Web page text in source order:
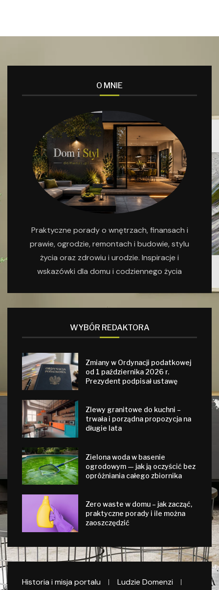
O MNIE
Praktyczne porady o wnętrzach, finansach i
prawie, ogrodzie, remontach i budowie, stylu
życia oraz zdrowiu i urodzie. Inspiracje i
wskazówki dla domu i codziennego życia
WYBÓR REDAKTORA
Zmiany w Ordynacji podatkowej
od 1 października 2026 r.
Prezydent podpisał ustawę
Zlewy granitowe do kuchni –
trwała i porządna propozycja na
długie lata
Zielona woda w basenie
ogrodowym — jak ją oczyścić bez
opróżniania całego zbiornika
Zero waste w domu – jak zacząć,
praktyczne porady i ile można
zaoszczędzić
Historia i misja portalu
Ludzie Domenzi